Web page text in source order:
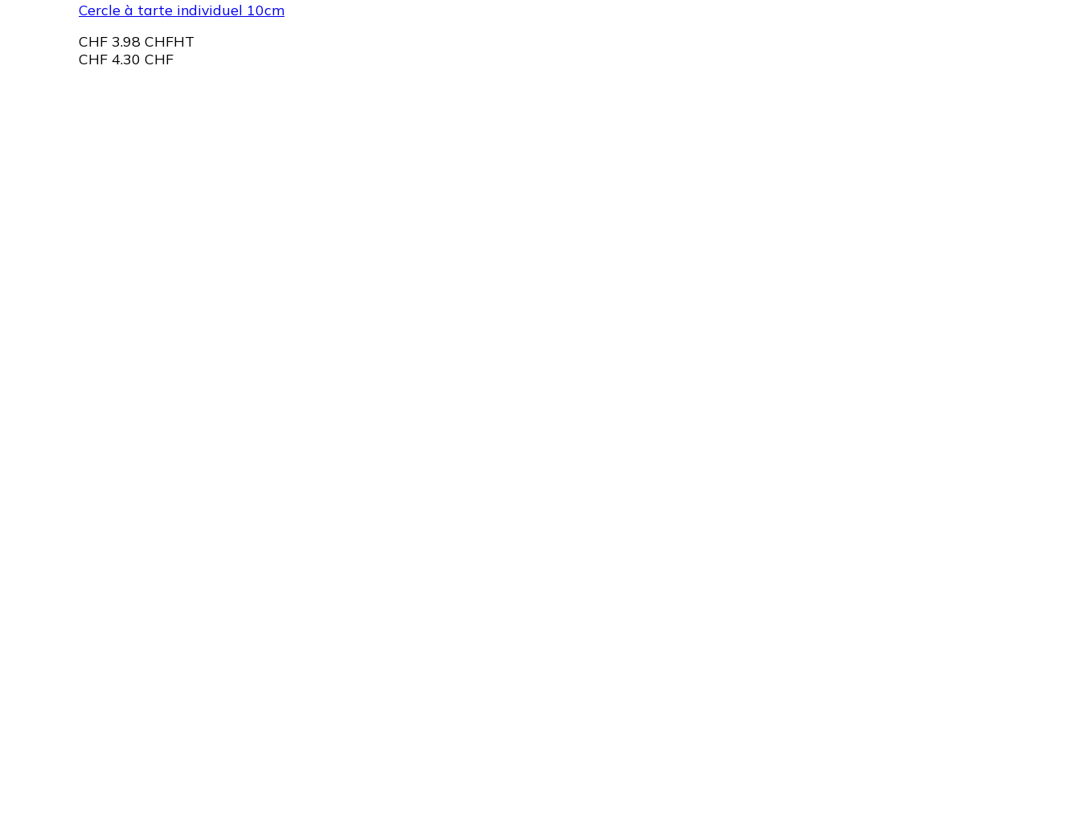
Cercle à tarte individuel 10cm
CHF 3.98 CHFHT
CHF 4.30 CHF